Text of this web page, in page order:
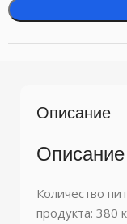
Описание
Количество
продукта: 380